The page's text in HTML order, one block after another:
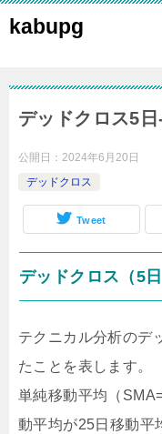
kabupg
デッドクロス5
公開日： 2024年6月20日
デッドクロス
Tweet
デッドクロス（5日
テクニカル分析のデ
たことを表します。
単純移動平均（
動平均が25日移動平